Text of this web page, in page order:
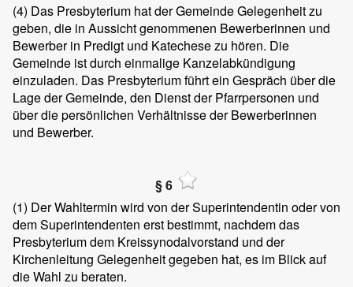
(4) Das Presbyterium hat der Gemeinde Gelegenheit zu
geben, die in Aussicht genommenen Bewerberinnen und
Bewerber in Predigt und Katechese zu hören. Die
Gemeinde ist durch einmalige Kanzelabkündigung
einzuladen. Das Presbyterium führt ein Gespräch über die
Lage der Gemeinde, den Dienst der Pfarrpersonen und
über die persönlichen Verhältnisse der Bewerberinnen
und Bewerber.
§ 6
(1) Der Wahltermin wird von der Superintendentin oder von
dem Superintendenten erst bestimmt, nachdem das
Presbyterium dem Kreissynodalvorstand und der
Kirchenleitung Gelegenheit gegeben hat, es im Blick auf
die Wahl zu beraten.